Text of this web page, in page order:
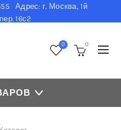
Адрес: г. Москва, 1й
16с2
0 0